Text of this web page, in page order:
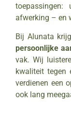
afwerking – en
Bij Alunata
persoonlijke
vak. Wij
kwaliteit tegen
verdienen een
ook lang